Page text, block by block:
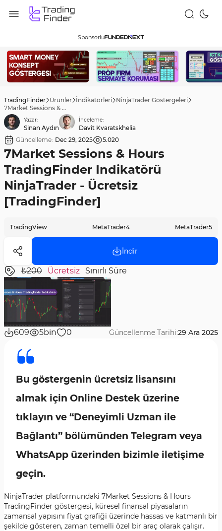
Sponsorlu
TradingFinder Ürünler İndikatörleri NinjaTrader Göstergeleri
7Market Sessions & Hours TradingFinder Indikatörü NinjaTrader - Ücretsiz [TradingFinder]
Yazar:
Sinan Aydın
İnceleme:
Davit Kvaratskhelia
Güncelleme: Dec 29, 2025 5.020
7Market Sessions & Hours
TradingFinder Indikatörü
NinjaTrader - Ücretsiz
[TradingFinder]
TradingView MetaTrader4 MetaTrader5
İndir
₺200 Ücretsiz Sınırlı Süre
609 5bin 0 Güncellenme Tarihi:29 Ara 2025
Bu göstergenin ücretsiz lisansını
almak için Online Destek üzerine
tıklayın ve “Deneyimli Uzman ile
Bağlantı” bölümünden Telegram veya
WhatsApp üzerinden bizimle iletişime
geçin.
NinjaTrader platformundaki 7Market Sessions & Hours
TradingFinder göstergesi, küresel finansal piyasaların
zamansal yapısını fiyat grafiği üzerinde hassas ve katmanlı bir
şekilde gösteren, zaman temelli özel bir araç olarak çalışır.